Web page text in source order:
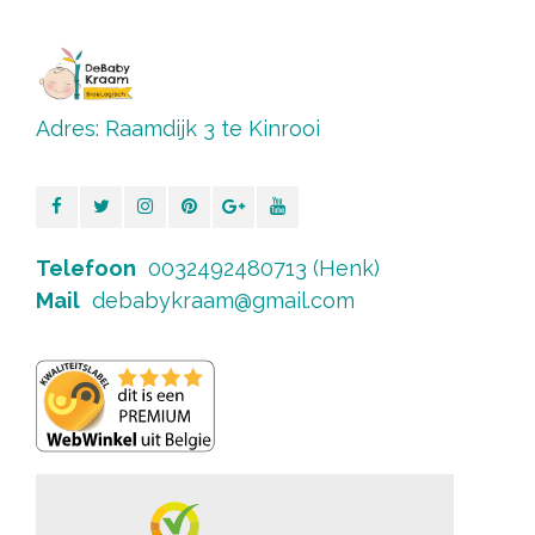
Adres: Raamdijk 3 te Kinrooi
Telefoon 0032492480713 (Henk)
Mail debabykraam@gmail.com